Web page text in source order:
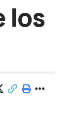
los